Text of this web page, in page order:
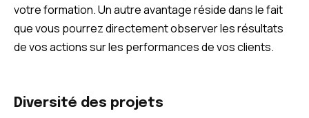
votre formation. Un autre avantage réside dans le fait
que vous pourrez directement observer les résultats
de vos actions sur les performances de vos clients.
Diversité des projets